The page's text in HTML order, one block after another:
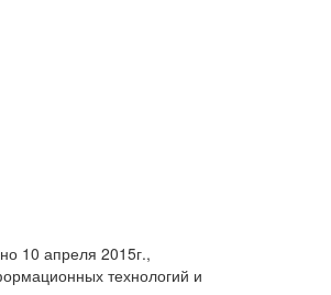
10 апреля 2015г.,
технологий и